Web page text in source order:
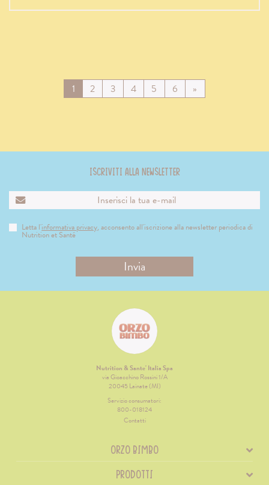
Vai
alla
1
Vai
alla
2
Vai
alla
3
Vai
alla
4
Vai
alla
5
Vai
alla
6
Vai
alla
»
Iscriviti alla newsletter
Letta l'informativa privacy, acconsento all'iscrizione alla newsletter periodica di
Nutrition et Santé
Nutrition & Sante' Italia Spa
via Gioacchino Rossini 1/A
20045 Lainate (MI)
Servizio consumatori:
800-018124
Contatti
ORZO BIMBO
PRODOTTI